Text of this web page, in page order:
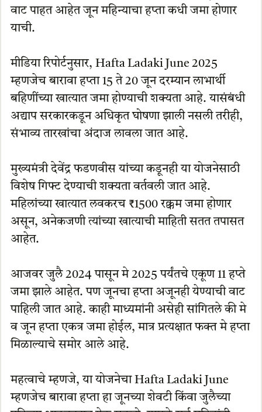
वाट पाहत आहेत जून महिन्याचा हप्ता कधी जमा होणार
याची.
मीडिया रिपोर्टनुसार, Hafta Ladaki June 2025
म्हणजेच बारावा हप्ता 15 ते 20 जून दरम्यान लाभार्थी
बहिणींच्या खात्यात जमा होण्याची शक्यता आहे. यासंबंधी
अद्याप सरकारकडून अधिकृत घोषणा झाली नसली तरीही,
संभाव्य तारखांचा अंदाज लावला जात आहे.
मुख्यमंत्री देवेंद्र फडणवीस यांच्या कडूनही या योजनेसाठी
विशेष गिफ्ट देण्याची शक्यता वर्तवली जात आहे.
महिलांच्या खात्यात लवकरच ₹1500 रक्कम जमा होणार
असून, अनेकजणी त्यांच्या खात्याची माहिती सतत तपासत
आहेत.
आजवर जुलै 2024 पासून मे 2025 पर्यंतचे एकूण 11 हप्ते
जमा झाले आहेत. पण जूनचा हप्ता अजूनही येण्याची वाट
पाहिली जात आहे. काही माध्यमांनी असेही सांगितले की मे
व जून हप्ता एकत्र जमा होईल, मात्र प्रत्यक्षात फक्त मे हप्ता
मिळाल्याचे समोर आले आहे.
महत्वाचे म्हणजे, या योजनेचा Hafta Ladaki June
म्हणजेच बारावा हप्ता हा जूनच्या शेवटी किंवा जुलैच्या